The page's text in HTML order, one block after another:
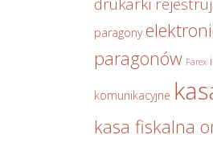
paragony
paragonów Farex
komunikacyjne
kasa fiskalna